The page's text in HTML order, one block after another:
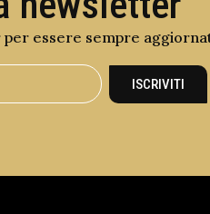
essere sempre
ISCRIVITI